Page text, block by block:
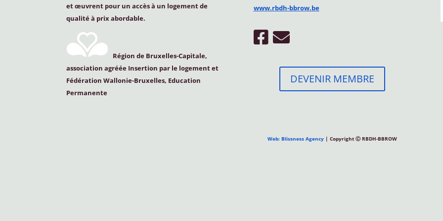
et œuvrent pour un accès à un logement de
qualité à prix abordable.
Région de Bruxelles-Capitale,
association agréée Insertion par le logement et
Fédération Wallonie-Bruxelles, Education
Permanente
www.rbdh-bbrow.be
DEVENIR MEMBRE
Web: Blissness Agency | Copyright Ⓒ RBDH-BBROW